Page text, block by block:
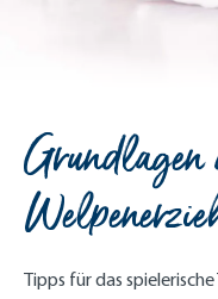
Grundlagen
Tipps für das